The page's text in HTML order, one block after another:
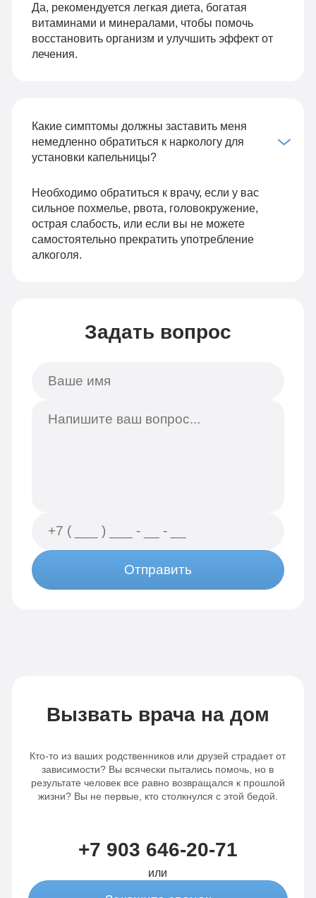
Да, рекомендуется легкая диета, богатая
витаминами и минералами, чтобы помочь
восстановить организм и улучшить эффект от
лечения.
Какие симптомы должны заставить меня
немедленно обратиться к наркологу для
установки капельницы?
Необходимо обратиться к врачу, если у вас
сильное похмелье, рвота, головокружение,
острая слабость, или если вы не можете
самостоятельно прекратить употребление
алкоголя.
Задать вопрос
Отправить
Вызвать врача на дом
Кто-то из ваших родственников или друзей страдает от
зависимости? Вы всячески пытались помочь, но в
результате человек все равно возвращался к прошлой
жизни? Вы не первые, кто столкнулся с этой бедой.
+7 903 646-20-71
или